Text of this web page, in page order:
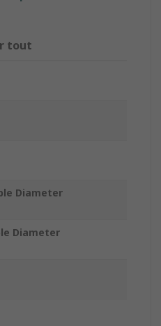
tout
Diameter
Diameter